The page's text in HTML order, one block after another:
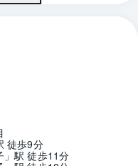
徒歩9分
」駅 徒歩11分